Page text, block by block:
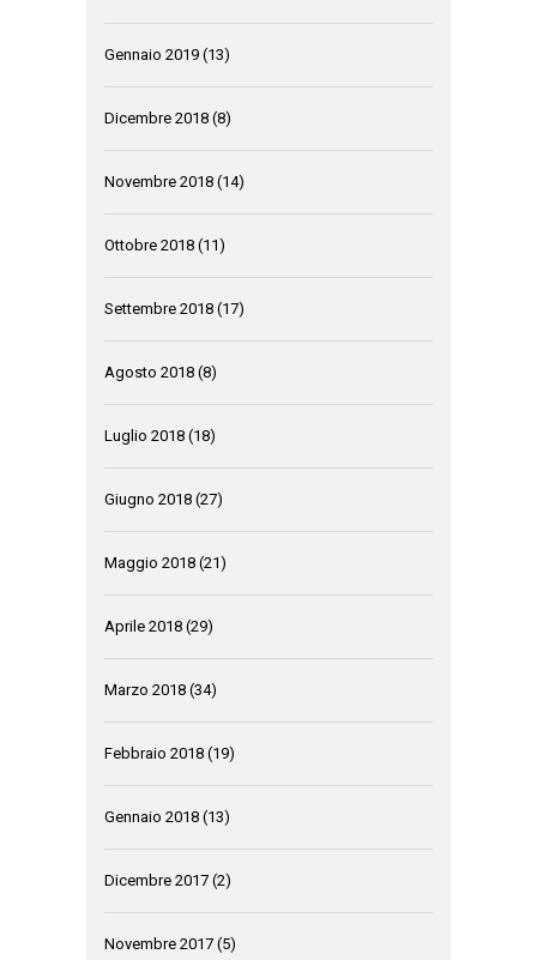
Gennaio 2019 (13)
Dicembre 2018 (8)
Novembre 2018 (14)
Ottobre 2018 (11)
Settembre 2018 (17)
Agosto 2018 (8)
Luglio 2018 (18)
Giugno 2018 (27)
Maggio 2018 (21)
Aprile 2018 (29)
Marzo 2018 (34)
Febbraio 2018 (19)
Gennaio 2018 (13)
Dicembre 2017 (2)
Novembre 2017 (5)